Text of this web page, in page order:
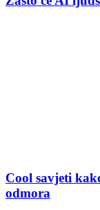
Cool savjeti
odmora